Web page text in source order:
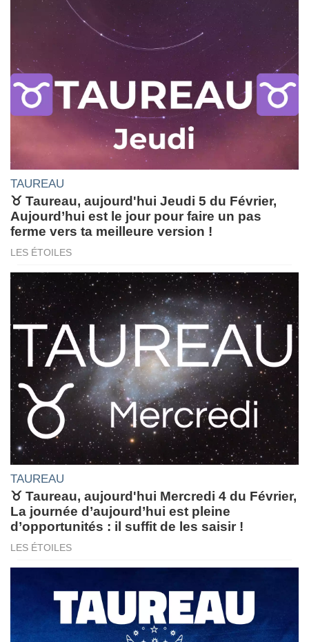
TAUREAU
♉ Taureau, aujourd'hui Jeudi 5 du Février,
Aujourd’hui est le jour pour faire un pas
ferme vers ta meilleure version !
LES ÉTOILES
TAUREAU
♉ Taureau, aujourd'hui Mercredi 4 du Février,
La journée d’aujourd’hui est pleine
d’opportunités : il suffit de les saisir !
LES ÉTOILES